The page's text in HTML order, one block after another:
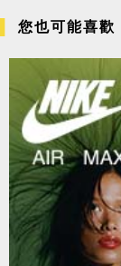
您也可能喜歡